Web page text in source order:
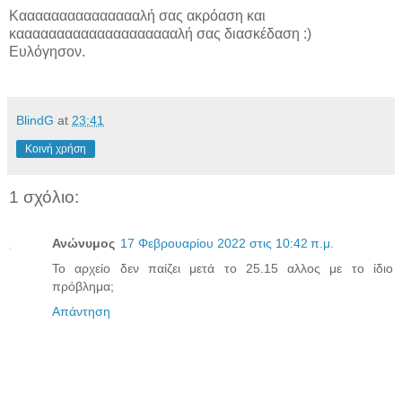
Καααααααααααααααλή σας ακρόαση και
κααααααααααααααααααααλή σας διασκέδαση :)
Ευλόγησον.
BlindG at 23:41
Κοινή χρήση
1 σχόλιο:
Ανώνυμος 17 Φεβρουαρίου 2022 στις 10:42 π.μ.
Το αρχείο δεν παίζει μετά το 25.15 αλλος με το ίδιο
πρόβλημα;
Απάντηση